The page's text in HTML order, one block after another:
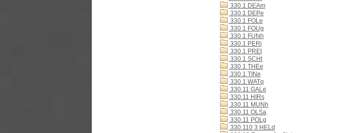
330.1 DEAm
330.1 DEPe
330.1 FOLe
330.1 FOUg
330.1 FUNh
330.1 PERi
330.1 PREt
330.1 SCHt
330.1 THEe
330.1 TINe
330.1 WATq
330.11 GALe
330.11 HIRs
330.11 MUNh
330.11 OLSa
330.11 POLg
330.110 3 HELd